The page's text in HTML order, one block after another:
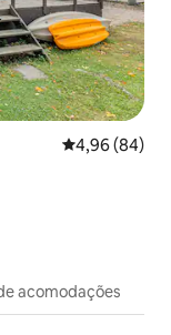
4,96 de uma
4,96 (84)
acomodações